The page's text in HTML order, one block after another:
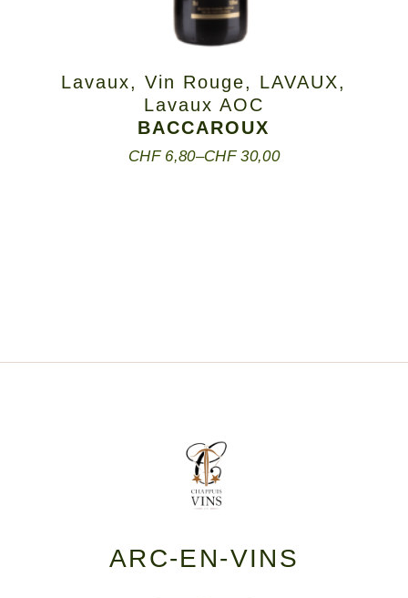
Lavaux,Vin Rouge, LAVAUX,
Lavaux AOC
BACCAROUX
CHF6,80–CHF30,00
ARC-EN-VINS